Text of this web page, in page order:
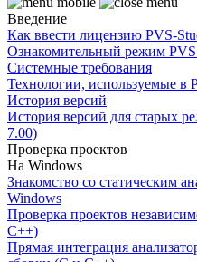
Введение
Как ввести лицензию PVS-
Ознакомительный режим
Системные требования
Технологии, используемые в
История версий
История версий для старых
7.00)
Проверка проектов
На Windows
Знакомство со статическим
Windows
Проверка проектов
C++)
Прямая интеграция